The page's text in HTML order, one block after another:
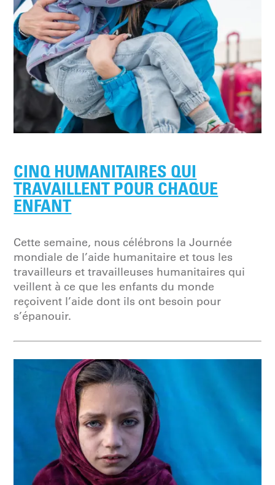
CINQ HUMANITAIRES QUI
TRAVAILLENT POUR CHAQUE
ENFANT
Cette semaine, nous célébrons la Journée
mondiale de l’aide humanitaire et tous les
travailleurs et travailleuses humanitaires qui
veillent à ce que les enfants du monde
reçoivent l’aide dont ils ont besoin pour
s’épanouir.